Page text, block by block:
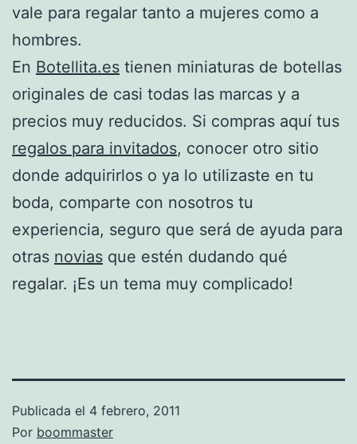
vale para regalar tanto a mujeres como a
hombres.
En Botellita.es tienen miniaturas de botellas
originales de casi todas las marcas y a
precios muy reducidos. Si compras aquí tus
regalos para invitados, conocer otro sitio
donde adquirirlos o ya lo utilizaste en tu
boda, comparte con nosotros tu
experiencia, seguro que será de ayuda para
otras novias que estén dudando qué
regalar. ¡Es un tema muy complicado!
Publicada el 4 febrero, 2011
Por boommaster